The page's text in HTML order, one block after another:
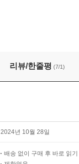
리뷰/한줄평 (7/1)
2024년 10월 28일
배송 없이 구매 후 바로 읽기